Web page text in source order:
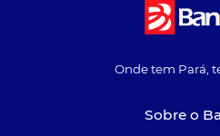
Onde tem Pará,
Sobre o